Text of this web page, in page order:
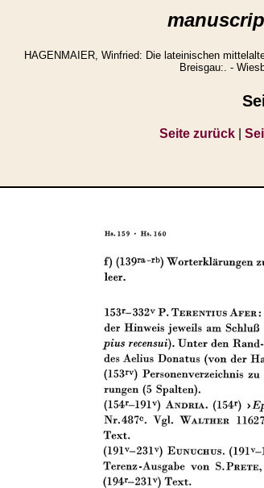
HAGENMAIER, Winfried: Die lateinischen
Breisgau:. -
Seite zurück|